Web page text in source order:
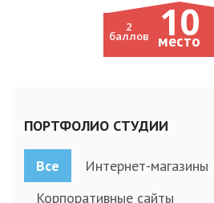
2
баллов 10
место
ПОРТФОЛИО СТУДИИ
Все
Интернет-магазины
Корпоративные сайты